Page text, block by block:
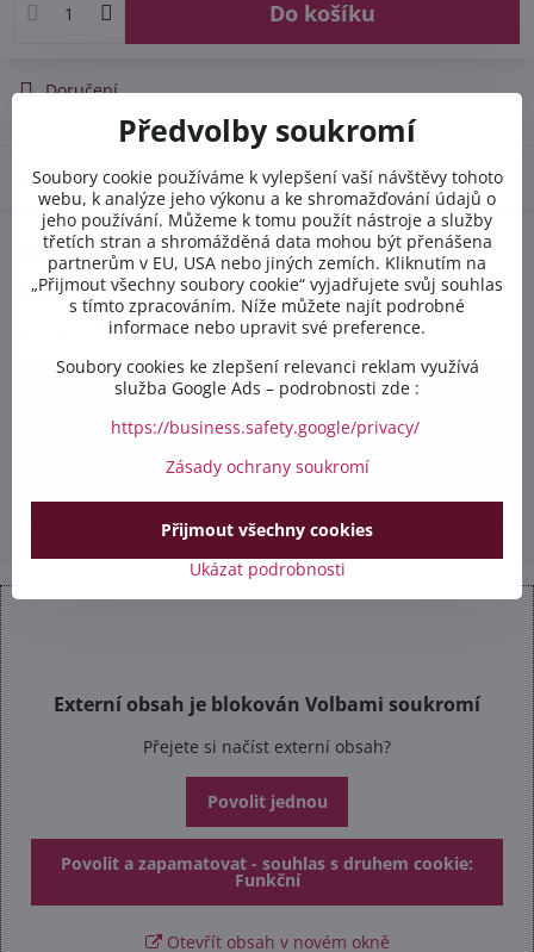
Do košíku
Doručení
Diskuse 0
Potřebujete poradit s
objednávkou?
Kontaktujte nás PO-PÁ 8:00 - 16:00:
+420 412 528 367
+420 602 284 314
Externí obsah je blokován Volbami soukromí
Přejete si načíst externí obsah?
Povolit jednou
Povolit a zapamatovat - souhlas s druhem cookie:
Funkční
Otevřít obsah v novém okně
Předvolby soukromí
Soubory cookie používáme k vylepšení vaší návštěvy tohoto
webu, k analýze jeho výkonu a ke shromažďování údajů o
jeho používání. Můžeme k tomu použít nástroje a služby
třetích stran a shromážděná data mohou být přenášena
partnerům v EU, USA nebo jiných zemích. Kliknutím na
„Přijmout všechny soubory cookie“ vyjadřujete svůj souhlas
s tímto zpracováním. Níže můžete najít podrobné
informace nebo upravit své preference.
Soubory cookies ke zlepšení relevanci reklam využívá
služba Google Ads – podrobnosti zde :
https://business.safety.google/privacy/
Zásady ochrany soukromí
Ukázat podrobnosti
Přijmout všechny cookies